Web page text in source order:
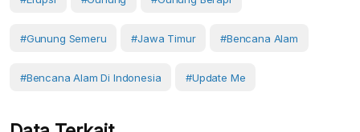
#Gunung Semeru #Jawa Timur #Bencana Alam
#Bencana Alam Di Indonesia #Update Me